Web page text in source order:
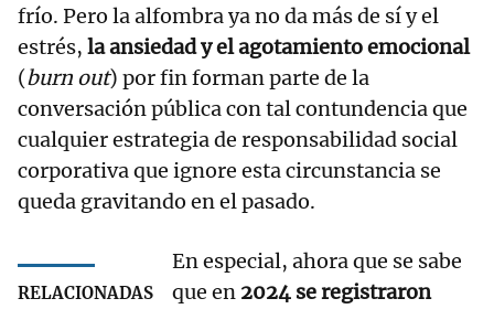
frío. Pero la alfombra ya no da más de sí y el
estrés, la ansiedad y el agotamiento emocional
(burn out) por fin forman parte de la
conversación pública con tal contundencia que
cualquier estrategia de responsabilidad social
corporativa que ignore esta circunstancia se
queda gravitando en el pasado.
RELACIONADAS
En especial, ahora que se sabe
que en 2024 se registraron